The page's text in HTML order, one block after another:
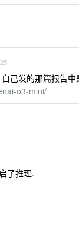
己发的那篇报告
o3-mini/
了推理.